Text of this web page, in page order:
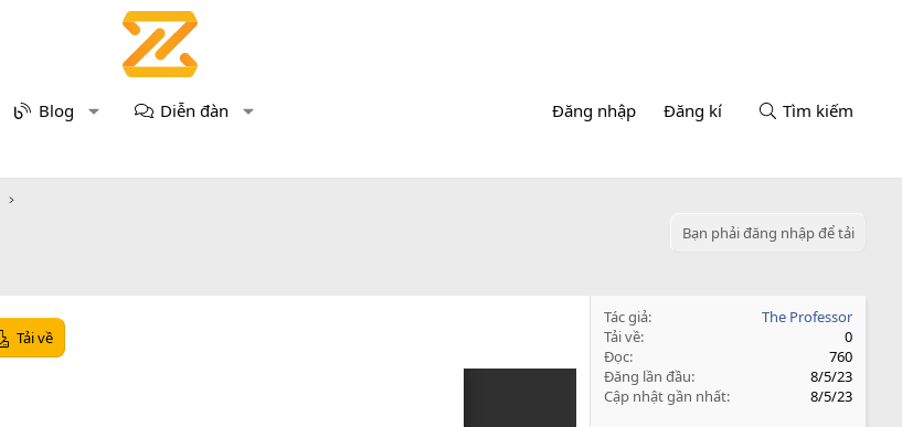
Blog Diễn đàn Đăng nhập Đăng kí Tìm kiếm
Bạn phải đăng nhập để tải
Tải về
Tác giả
The Professor
Tải về
0
Đọc
760
Đăng lần đầu
8/5/23
Cập nhật gần nhất
8/5/23